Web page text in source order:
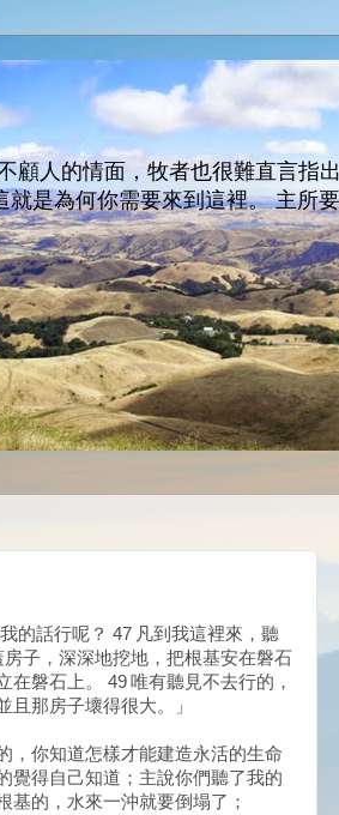
顧人的情面，牧者也很難直言指
是為何你需要來到這裡。 主所
的話行呢？ 47 凡到我這裡來，聽
子，深深地挖地，把根基安在磐石
在磐石上。 49 唯有聽見不去行的，
那房子壞得很大。」
，你知道怎樣才能建造永活的生命
覺得自己知道；主說你們聽了我的
的，水來一沖就要倒塌了；